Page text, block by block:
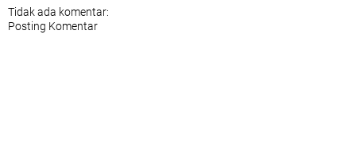
Tidak ada komentar:
Posting Komentar